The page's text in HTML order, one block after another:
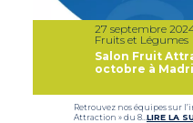
27 septembre
Fruits et Légumes
Salon Fruit
octobre à
Retrouvez nos équipes sur
Attraction » du 8… LIRE LA